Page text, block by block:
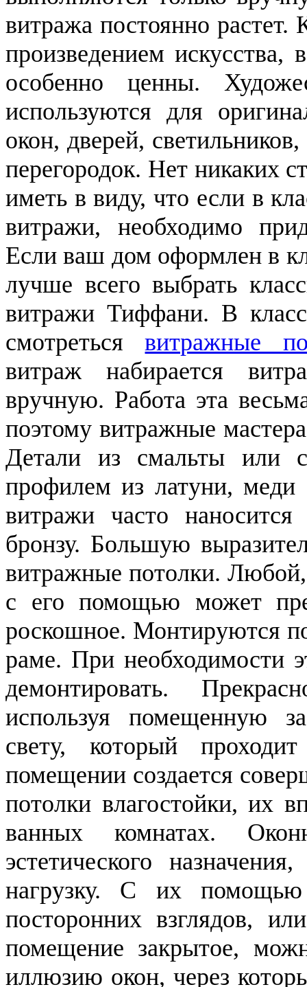
витража постоянно
произведением искусства,
особенно ценны.
используются для
окон, дверей,
перегородок. Нет никаких
иметь в виду, что если в
витражи, необходимо
Если ваш дом оформлен в
лучше всего выбрать
витражи Тиффани. В
смотретьсявитражные
витраж набирается
вручную. Работа эта
поэтому витражные
Детали из смальты или
профилем из латуни,
витражи часто
бронзу. Большую
витражные потолки.
с его помощью может
роскошное. Монтируются
раме. При необходимости
демонтировать.
используя помещенную
свету, который
помещении создается
потолки влагостойки, их
ванных комнатах.
эстетического
нагрузку. С их
посторонних взглядов,
помещение закрытое,
иллюзию окон, через